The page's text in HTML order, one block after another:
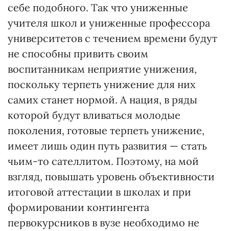
себе подобного. Так что униженные
учителя школ и униженные профессора
университетов с течением времени будут
не способны привить своим
воспитанникам неприятие унижения,
поскольку терпеть унижение для них
самих станет нормой. А нация, в ряды
которой будут вливаться молодые
поколения, готовые терпеть унижение,
имеет лишь один путь развития — стать
чьим-то сателлитом. Поэтому, на мой
взгляд, повышать уровень объективности
итоговой аттестации в школах и при
формировании контингента
первокурсников в вузе необходимо не